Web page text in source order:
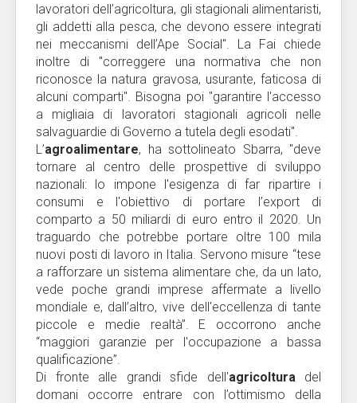
lavoratori dell’agricoltura, gli stagionali alimentaristi,
gli addetti alla pesca, che devono essere integrati
nei meccanismi dell’Ape Social". La Fai chiede
inoltre di "correggere una normativa che non
riconosce la natura gravosa, usurante, faticosa di
alcuni comparti". Bisogna poi "garantire l'accesso
a migliaia di lavoratori stagionali agricoli nelle
salvaguardie di Governo a tutela degli esodati".
L’agroalimentare, ha sottolineato Sbarra, "deve
tornare al centro delle prospettive di sviluppo
nazionali: lo impone l'esigenza di far ripartire i
consumi e l'obiettivo di portare l’export di
comparto a 50 miliardi di euro entro il 2020. Un
traguardo che potrebbe portare oltre 100 mila
nuovi posti di lavoro in Italia. Servono misure “tese
a rafforzare un sistema alimentare che, da un lato,
vede poche grandi imprese affermate a livello
mondiale e, dall’altro, vive dell'eccellenza di tante
piccole e medie realtà”. E occorrono anche
“maggiori garanzie per l'occupazione a bassa
qualificazione”.
Di fronte alle grandi sfide dell'agricolturadel
domani occorre entrare con l’ottimismo della